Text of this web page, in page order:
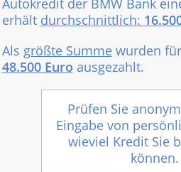
erhält durchschnittlich:
Als größte Summewurden
48.500 Euro ausgezahlt.
Prüfen Sie
Eingabe von
wieviel Kredit Sie
können.